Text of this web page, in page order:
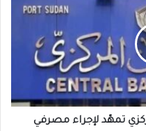
تمهّد لإجراء مصرفي